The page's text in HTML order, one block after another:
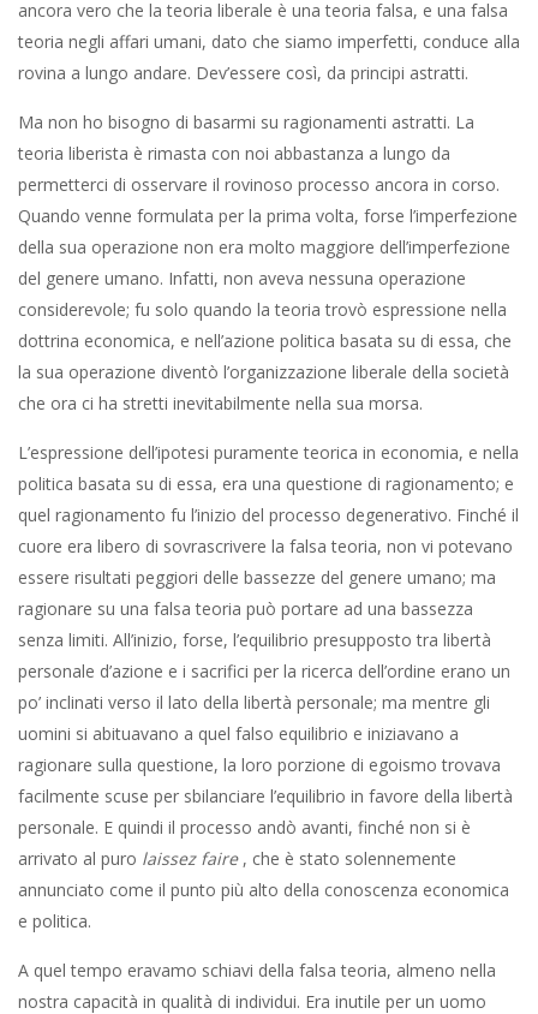
ancora vero che la teoria liberale è una teoria falsa, e una falsa
teoria negli affari umani, dato che siamo imperfetti, conduce alla
rovina a lungo andare. Dev’essere così, da principi astratti.
Ma non ho bisogno di basarmi su ragionamenti astratti. La
teoria liberista è rimasta con noi abbastanza a lungo da
permetterci di osservare il rovinoso processo ancora in corso.
Quando venne formulata per la prima volta, forse l’imperfezione
della sua operazione non era molto maggiore dell’imperfezione
del genere umano. Infatti, non aveva nessuna operazione
considerevole; fu solo quando la teoria trovò espressione nella
dottrina economica, e nell’azione politica basata su di essa, che
la sua operazione diventò l’organizzazione liberale della società
che ora ci ha stretti inevitabilmente nella sua morsa.
L’espressione dell’ipotesi puramente teorica in economia, e nella
politica basata su di essa, era una questione di ragionamento; e
quel ragionamento fu l’inizio del processo degenerativo. Finché il
cuore era libero di sovrascrivere la falsa teoria, non vi potevano
essere risultati peggiori delle bassezze del genere umano; ma
ragionare su una falsa teoria può portare ad una bassezza
senza limiti. All’inizio, forse, l’equilibrio presupposto tra libertà
personale d’azione e i sacrifici per la ricerca dell’ordine erano un
po’ inclinati verso il lato della libertà personale; ma mentre gli
uomini si abituavano a quel falso equilibrio e iniziavano a
ragionare sulla questione, la loro porzione di egoismo trovava
facilmente scuse per sbilanciare l’equilibrio in favore della libertà
personale. E quindi il processo andò avanti, finché non si è
arrivato al puro laissez faire, che è stato solennemente
annunciato come il punto più alto della conoscenza economica
e politica.
A quel tempo eravamo schiavi della falsa teoria, almeno nella
nostra capacità in qualità di individui. Era inutile per un uomo